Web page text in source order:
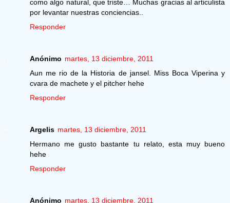
como algo natural, que triste… Muchas gracias al articulista
por levantar nuestras conciencias..
Responder
Anónimo martes, 13 diciembre, 2011
Aun me rio de la Historia de jansel. Miss Boca Viperina y
cvara de machete y el pitcher hehe
Responder
Argelis martes, 13 diciembre, 2011
Hermano me gusto bastante tu relato, esta muy bueno
hehe
Responder
Anónimo martes, 13 diciembre, 2011